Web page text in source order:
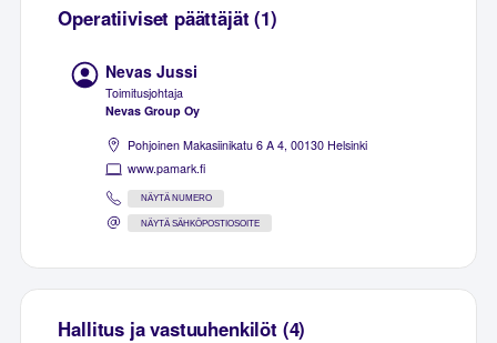
Operatiiviset päättäjät (1)
Nevas Jussi
Toimitusjohtaja
Nevas Group Oy
Pohjoinen Makasiinikatu 6 A 4, 00130 Helsinki
www.pamark.fi
NÄYTÄ NUMERO
NÄYTÄ SÄHKÖPOSTIOSOITE
Hallitus ja vastuuhenkilöt (4)